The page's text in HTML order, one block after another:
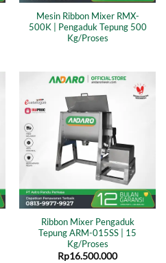
Mesin Ribbon Mixer RMX-
500K | Pengaduk Tepung 500
Kg/Proses
Ribbon Mixer Pengaduk
Tepung ARM-015SS | 15
Kg/Proses
Rp16.500.000